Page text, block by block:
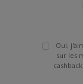
Oui,
sur les